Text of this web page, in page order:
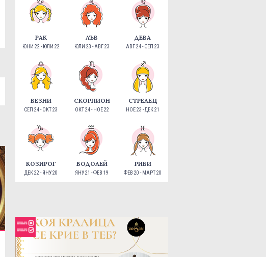
РАК
ЮНИ 22 - ЮЛИ 22
ЛЪВ
ЮЛИ 23 - АВГ 23
ДЕВА
АВГ 24 - СЕП 23
ВЕЗНИ
СЕП 24 - ОКТ 23
СКОРПИОН
ОКТ 24 - НОЕ 22
СТРЕЛЕЦ
НОЕ 23 - ДЕК 21
КОЗИРОГ
ДЕК 22 - ЯНУ 20
ВОДОЛЕЙ
ЯНУ 21 - ФЕВ 19
РИБИ
ФЕВ 20 - МАРТ 20